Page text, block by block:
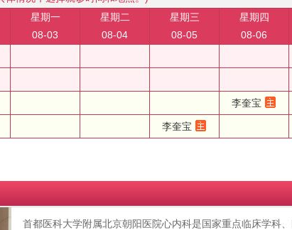
星期一
08-03
星期二
08-04
星期三
08-05
星期四
08-06
李奎宝
李奎宝
首都医科大学附属北京朝阳医院心内科是国家重点临床学科